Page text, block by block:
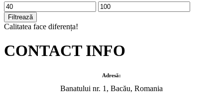
Preț
minim
Preț
maxim
Filtrează
Calitatea face diferența!
CONTACT INFO
Adresă:
Banatului nr. 1, Bacău, Romania